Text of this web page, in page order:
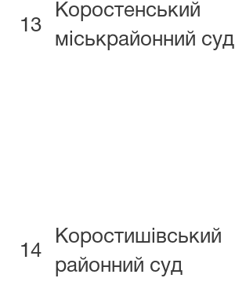
13
Коростенський
міськрайонний суд
14
Коростишівський
районний суд